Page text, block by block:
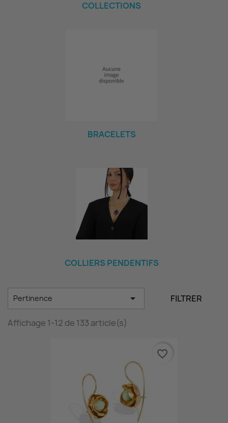
COLLECTIONS
BRACELETS
COLLIERS PENDENTIFS
Pertinence  FILTRER
Affichage 1-12 de 133 article(s)
favorite_border